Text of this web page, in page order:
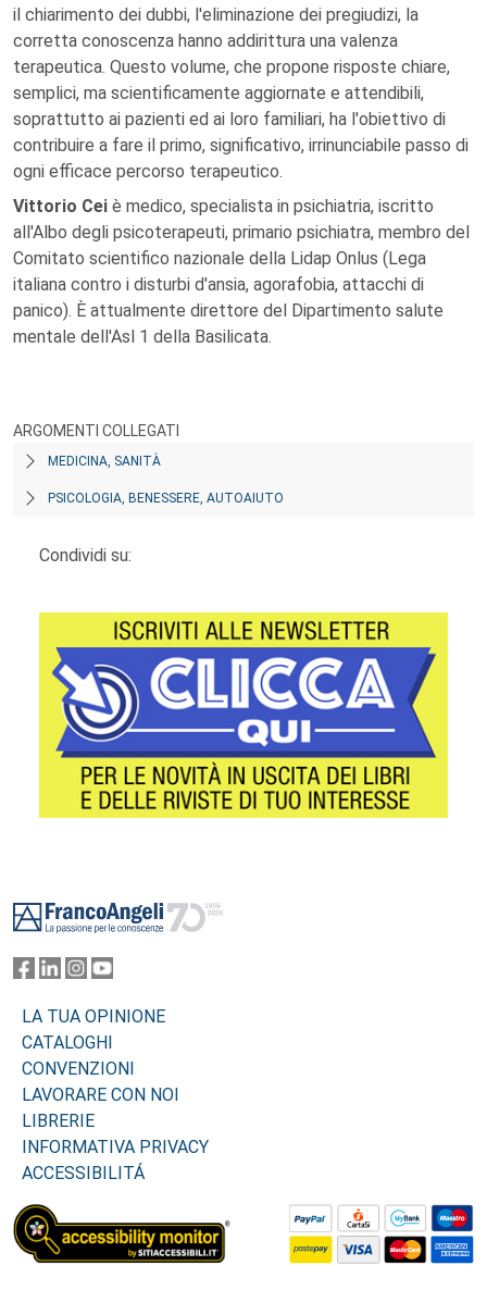
il chiarimento dei dubbi, l'eliminazione dei pregiudizi, la
corretta conoscenza hanno addirittura una valenza
terapeutica. Questo volume, che propone risposte chiare,
semplici, ma scientificamente aggiornate e attendibili,
soprattutto ai pazienti ed ai loro familiari, ha l'obiettivo di
contribuire a fare il primo, significativo, irrinunciabile passo di
ogni efficace percorso terapeutico.
Vittorio Cei è medico, specialista in psichiatria, iscritto
all'Albo degli psicoterapeuti, primario psichiatra, membro del
Comitato scientifico nazionale della Lidap Onlus (Lega
italiana contro i disturbi d'ansia, agorafobia, attacchi di
panico). È attualmente direttore del Dipartimento salute
mentale dell'Asl 1 della Basilicata.
ARGOMENTI COLLEGATI
MEDICINA, SANITÀ
PSICOLOGIA, BENESSERE, AUTOAIUTO
Condividi su:
LA TUA OPINIONE
CATALOGHI
CONVENZIONI
LAVORARE CON NOI
LIBRERIE
INFORMATIVA PRIVACY
ACCESSIBILITÁ